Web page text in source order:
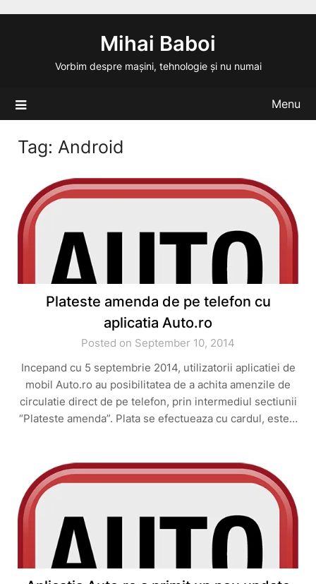
Mihai Baboi
Vorbim despre mașini, tehnologie și nu numai
Menu
Tag: Android
Plateste amenda de pe telefon cu
aplicatia Auto.ro
Posted on September 10, 2014
Incepand cu 5 septembrie 2014, utilizatorii aplicatiei de
mobil Auto.ro au posibilitatea de a achita amenzile de
circulatie direct de pe telefon, prin intermediul sectiunii
“Plateste amenda”. Plata se efectueaza cu cardul, este…